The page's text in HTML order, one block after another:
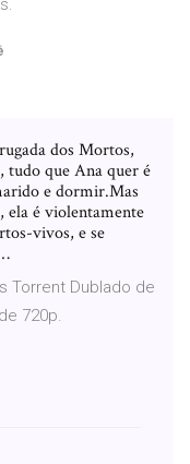
dos Mortos,
tudo que Ana quer é
e dormir.Mas
ela é violentamente
vivos, e se
Torrent Dublado de
720p.